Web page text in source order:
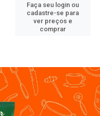
Faça seu login ou
cadastre-se para
ver preços e
comprar